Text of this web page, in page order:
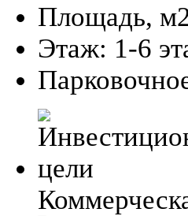
Площадь,
Этаж: 1-6